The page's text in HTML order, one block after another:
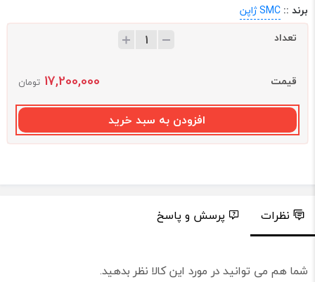
برند :: SMC ژاپن
تعداد
قیمت 17,200,000 تومان
افزودن به سبد خرید
نظرات پرسش و پاسخ
شما هم می توانید در مورد این کالا نظر بدهید.